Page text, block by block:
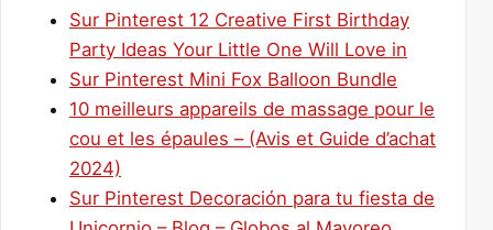
Sur Pinterest 12 Creative First Birthday
Party Ideas Your Little One Will Love in
Sur Pinterest Mini Fox Balloon Bundle
10 meilleurs appareils de massage pour le
cou et les épaules – (Avis et Guide d’achat
2024)
Sur Pinterest Decoración para tu fiesta de